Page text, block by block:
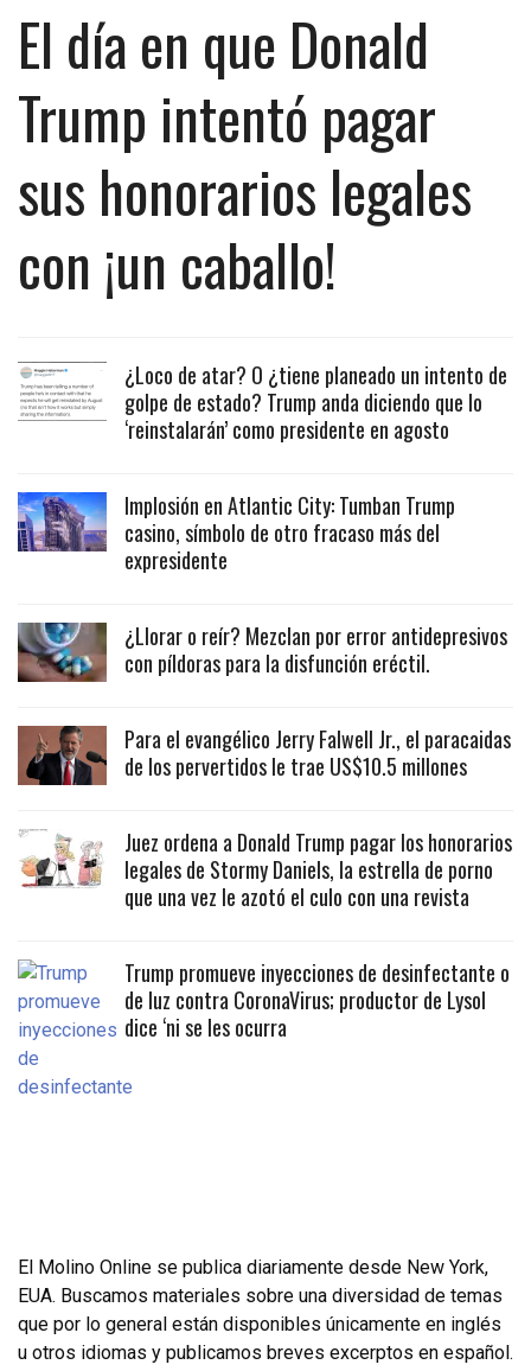
El día en que Donald
Trump intentó pagar
sus honorarios legales
con ¡un caballo!
¿Loco de atar? O ¿tiene planeado un intento de
golpe de estado? Trump anda diciendo que lo
‘reinstalarán’ como presidente en agosto
Implosión en Atlantic City: Tumban Trump
casino, símbolo de otro fracaso más del
expresidente
¿Llorar o reír? Mezclan por error antidepresivos
con píldoras para la disfunción eréctil.
Para el evangélico Jerry Falwell Jr., el paracaidas
de los pervertidos le trae US$10.5 millones
Juez ordena a Donald Trump pagar los honorarios
legales de Stormy Daniels, la estrella de porno
que una vez le azotó el culo con una revista
Trump promueve inyecciones de desinfectante o
de luz contra CoronaVirus; productor de Lysol
dice ‘ni se les ocurra
El Molino Online se publica diariamente desde New York,
EUA. Buscamos materiales sobre una diversidad de temas
que por lo general están disponibles únicamente en inglés
u otros idiomas y publicamos breves excerptos en español.